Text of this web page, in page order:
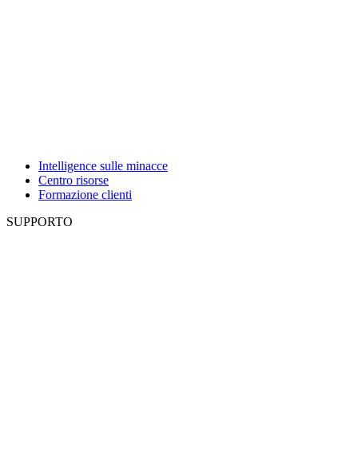
Intelligence sulle minacce
Centro risorse
Formazione clienti
SUPPORTO